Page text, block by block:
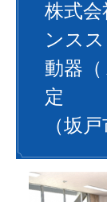
株式
ンス
動器
定
（坂